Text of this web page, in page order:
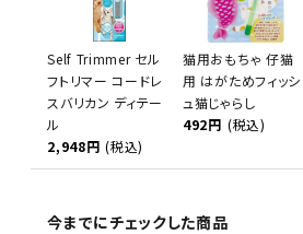
Self Trimmer セル
フトリマー コードレ
スバリカン ディテー
ル
2,948円 (税込)
猫用おもちゃ 仔猫
用 はがためフィッシ
ュ猫じゃらし
492円 (税込)
今までにチェックした商品